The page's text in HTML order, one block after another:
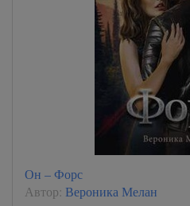
Он – Форс
Автор: Вероника Мелан